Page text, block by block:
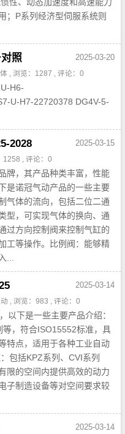
；P系列经济型伺服系统则
2025-03-20
照
, 浏览：1287 , 评论：0
H6-
U-H7-22720378 DG4V-5-
2025-03-15
2028
1258 , 评论：0
牌，其产品种类丰富，性能
是诺冠气动产品的一些主要
气体的流向，包括二位二通
型，可实现气体的换向、通
过方向控制阀来控制气缸的
工等操作。比例阀：能够精
...
2025-03-14
, 浏览：983 , 评论：0
以下是一些主要产品介绍：
，符合ISO15552标准，具
特点，适用于各种工业自动
包括KPZ系列、CVI系列
限的空间内提供高效的动力
子制造设备等对空间要求较
2025-03-14